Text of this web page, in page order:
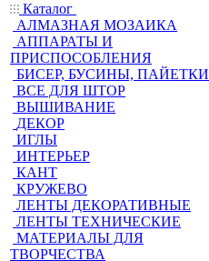
Каталог
АЛМАЗНАЯ МОЗАИКА
АППАРАТЫ И
ПРИСПОСОБЛЕНИЯ
БИСЕР, БУСИНЫ, ПАЙЕТКИ
ВСЕ ДЛЯ ШТОР
ВЫШИВАНИЕ
ДЕКОР
ИГЛЫ
ИНТЕРЬЕР
КАНТ
КРУЖЕВО
ЛЕНТЫ ДЕКОРАТИВНЫЕ
ЛЕНТЫ ТЕХНИЧЕСКИЕ
МАТЕРИАЛЫ ДЛЯ
ТВОРЧЕСТВА